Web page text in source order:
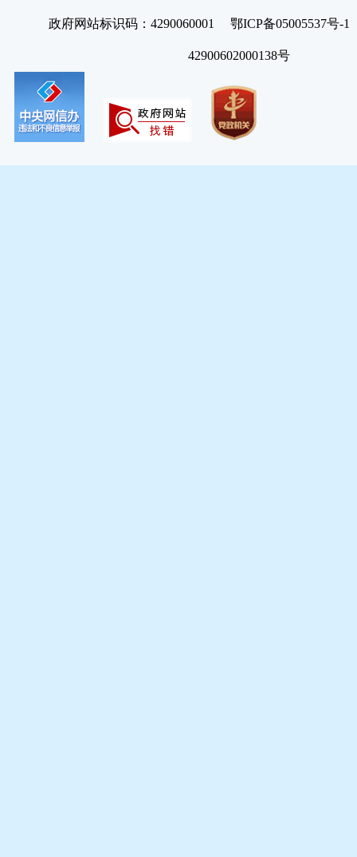
政府网站标识码：4290060001 鄂ICP备05005537号
42900602000138号